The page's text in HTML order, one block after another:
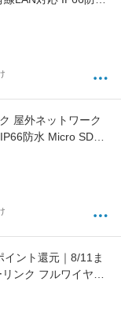
屋外ネットワーク
防水 Micro SD対
視対応 /屋外対応]
イント還元｜8/11ま
ンク フルワイヤレ
ソーラーパネル付